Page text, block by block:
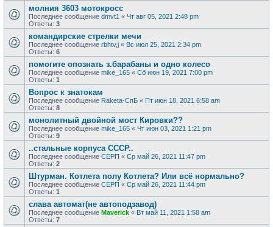
молния 3603 мотокросс
Последнее сообщение dmvt1 « Чт авг 05, 2021 2:48 pm
Ответы: 3
командирские стрелки мечи
Последнее сообщение rbhtv,j « Вс июл 25, 2021 2:34 pm
Ответы: 6
помогите опознать з.барабаны и одно колесо
Последнее сообщение mike_165 « Сб июн 19, 2021 7:00 pm
Ответы: 1
Вопрос к знатокам
Последнее сообщение Raketa-СпБ « Пт июн 18, 2021 6:58 am
Ответы: 8
монолитный двойной мост Кировки??
Последнее сообщение mike_165 « Чт июн 03, 2021 1:21 pm
Ответы: 9
..стальные корпуса СССР..
Последнее сообщение СЕРП « Ср май 26, 2021 11:47 pm
Ответы: 2
Штурман. Котлета полу Котлета? Или всё нормально?
Последнее сообщение СЕРП « Ср май 26, 2021 11:44 pm
Ответы: 1
слава автомат(не автоподзавод)
Последнее сообщение Maverick « Вт май 11, 2021 1:58 am
Ответы: 7